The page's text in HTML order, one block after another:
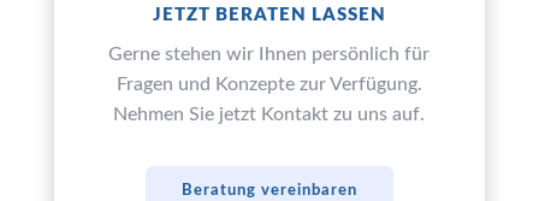
JETZT BERATEN LASSEN
Gerne stehen wir Ihnen persönlich für
Fragen und Konzepte zur Verfügung.
Nehmen Sie jetzt Kontakt zu uns auf.
Beratung vereinbaren